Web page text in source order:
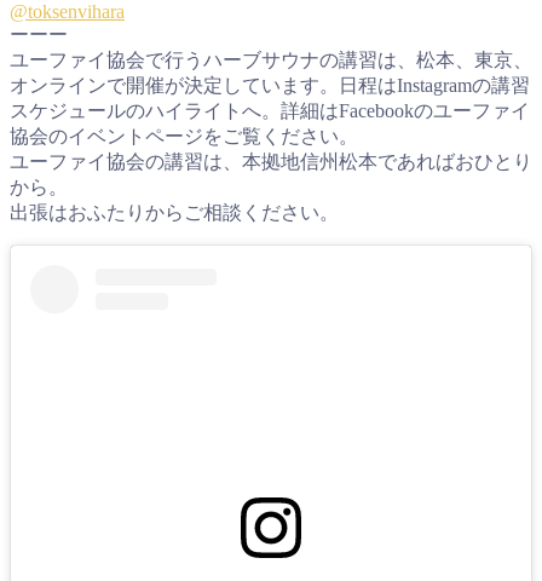
@toksenvihara
ーーー
ユーファイ協会で行うハーブサウナの講習は、松本、東京、
オンラインで開催が決定しています。日程はInstagramの講習
スケジュールのハイライトへ。詳細はFacebookのユーファイ
協会のイベントページをご覧ください。
ユーファイ協会の講習は、本拠地信州松本であればおひとり
から。
出張はおふたりからご相談ください。